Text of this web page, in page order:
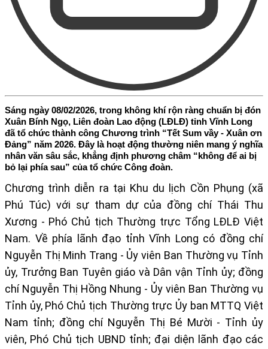
Sáng ngày 08/02/2026, trong không khí rộn ràng chuẩn bị đón
Xuân Bính Ngọ, Liên đoàn Lao động (LĐLĐ) tỉnh Vĩnh Long
đã tổ chức thành công Chương trình “Tết Sum vầy - Xuân ơn
Đảng” năm 2026. Đây là hoạt động thường niên mang ý nghĩa
nhân văn sâu sắc, khẳng định phương châm “không để ai bị
bỏ lại phía sau” của tổ chức Công đoàn.
Chương trình diễn ra tại Khu du lịch Cồn Phụng (xã
Phú Túc) với sự tham dự của đồng chí Thái Thu
Xương - Phó Chủ tịch Thường trực Tổng LĐLĐ Việt
Nam. Về phía lãnh đạo tỉnh Vĩnh Long có đồng chí
Nguyễn Thị Minh Trang - Ủy viên Ban Thường vụ Tỉnh
ủy, Trưởng Ban Tuyên giáo và Dân vận Tỉnh ủy; đồng
chí Nguyễn Thị Hồng Nhung - Ủy viên Ban Thường vụ
Tỉnh ủy, Phó Chủ tịch Thường trực Ủy ban MTTQ Việt
Nam tỉnh; đồng chí Nguyễn Thị Bé Mười - Tỉnh ủy
viên, Phó Chủ tịch UBND tỉnh; đại diện lãnh đạo các